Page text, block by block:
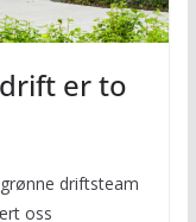
er to
driftsteam
oss